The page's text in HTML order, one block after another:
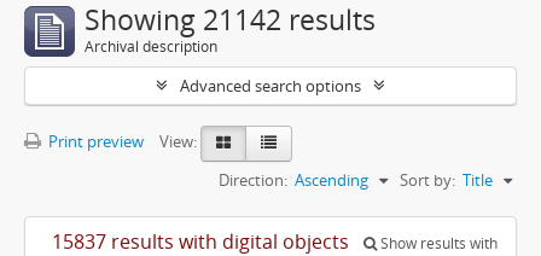
Showing 21142 results
Archival description
Advanced search options
Print preview
View:
Sort by: Title
Direction: Ascending
15837 results with digital objects
Show results with